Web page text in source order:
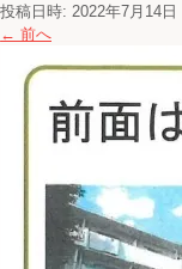
投稿日時: 2022年7月14日
← 前へ